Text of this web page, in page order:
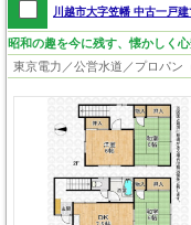
川越市大字笠幡 中古一戸建
東京電力／公営水道／プロパン